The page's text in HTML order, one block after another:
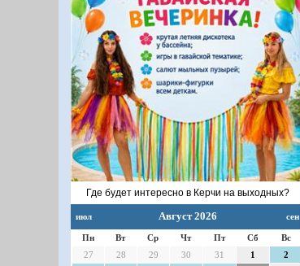
Где будет интересно в Керчи на выходных?
июл Август 2026 сен
Пн Вт Ср Чт Пт Сб
Вс
27
28 29 30 31 1
2